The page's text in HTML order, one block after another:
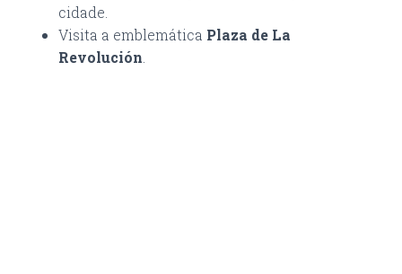
cidade.
Visita a emblemática Plaza de La
Revolución